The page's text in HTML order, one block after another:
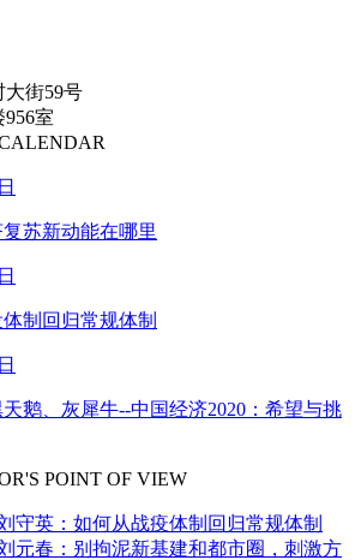
街59号
室
苏新动能在哪里
制回归常规体制
鹅、灰犀牛--中国经济2020：希望与挑
POINT OF VIEW
守英：如何从战疫体制回归常规体制
元春：别拘泥新基建和都市圈，刺激方